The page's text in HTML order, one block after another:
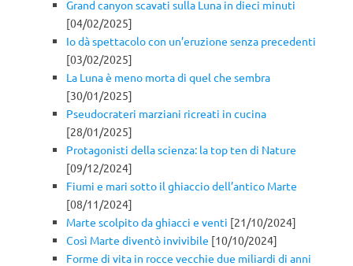
Grand canyon scavati sulla Luna in dieci minuti
[04/02/2025]
Io dà spettacolo con un’eruzione senza precedenti
[03/02/2025]
La Luna è meno morta di quel che sembra
[30/01/2025]
Pseudocrateri marziani ricreati in cucina
[28/01/2025]
Protagonisti della scienza: la top ten di Nature
[09/12/2024]
Fiumi e mari sotto il ghiaccio dell’antico Marte
[08/11/2024]
Marte scolpito da ghiacci e venti [21/10/2024]
Così Marte diventò invivibile [10/10/2024]
Forme di vita in rocce vecchie due miliardi di anni